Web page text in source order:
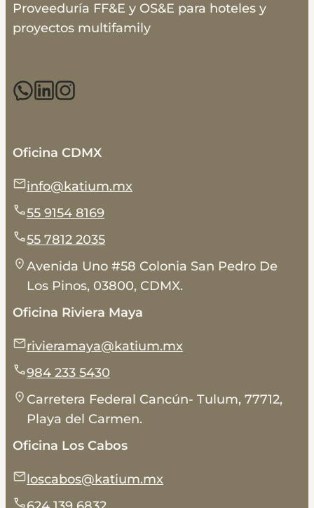
Proveeduría FF&E y OS&E para hoteles y
proyectos multifamily
Oficina CDMX
info@katium.mx
55 9154 8169
55 7812 2035
Avenida Uno #58 Colonia San Pedro De
Los Pinos, 03800, CDMX.
Oficina Riviera Maya
rivieramaya@katium.mx
984 233 5430
Carretera Federal Cancún- Tulum, 77712,
Playa del Carmen.
Oficina Los Cabos
loscabos@katium.mx